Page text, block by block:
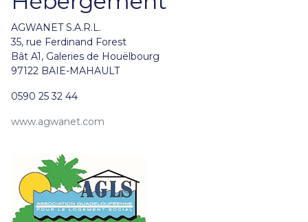
AGWANET S.A.R.L.
35, rue Ferdinand Forest
Bât A1, Galeries de Houëlbourg
97122 BAIE-MAHAULT
0590 25 32 44
www.agwanet.com